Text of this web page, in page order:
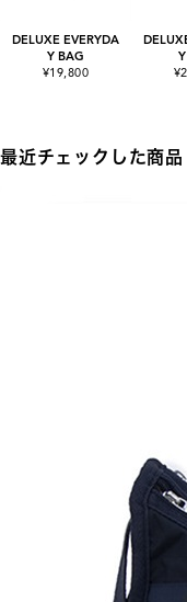
DELUXE EVERYDA
Y BAG
¥19,800
最近チェックした商品